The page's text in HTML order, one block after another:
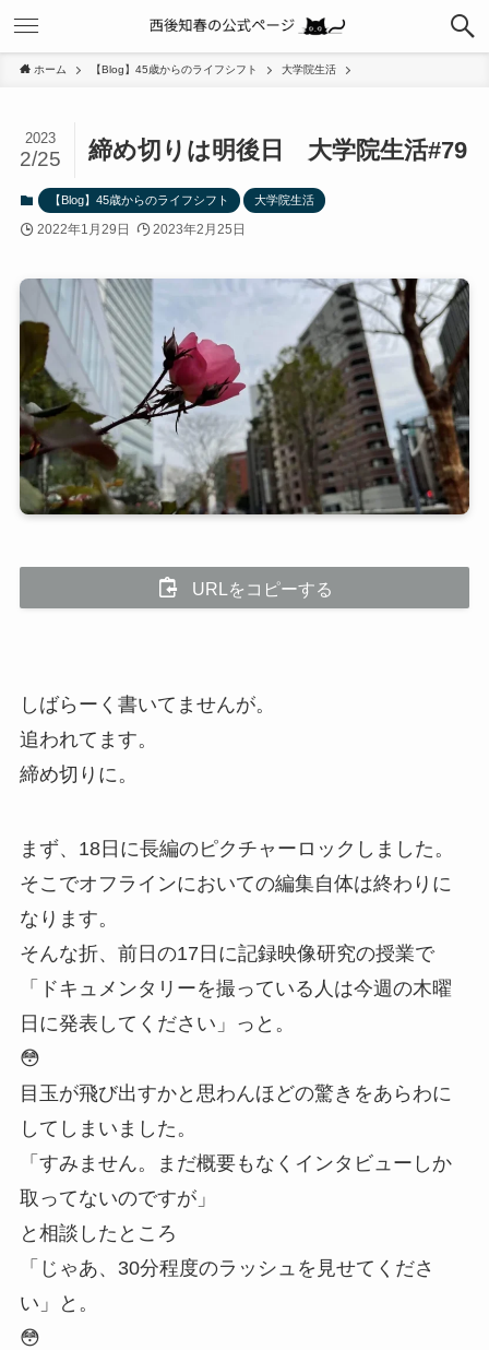
ホーム 【Blog】45歳からのライフシフト 大学院生活
締め切りは明後日 大学院生活#79
2023
2/25
【Blog】45歳からのライフシフト 大学院生活
2022年1月29日 2023年2月25日
URLをコピーする
しばらーく書いてませんが。
追われてます。
締め切りに。
まず、18日に長編のピクチャーロックしました。
そこでオフラインにおいての編集自体は終わりに
なります。
そんな折、前日の17日に記録映像研究の授業で
「ドキュメンタリーを撮っている人は今週の木曜
日に発表してください」っと。
😳
目玉が飛び出すかと思わんほどの驚きをあらわに
してしまいました。
「すみません。まだ概要もなくインタビューしか
取ってないのですが」
と相談したところ
「じゃあ、30分程度のラッシュを見せてくださ
い」と。
😳